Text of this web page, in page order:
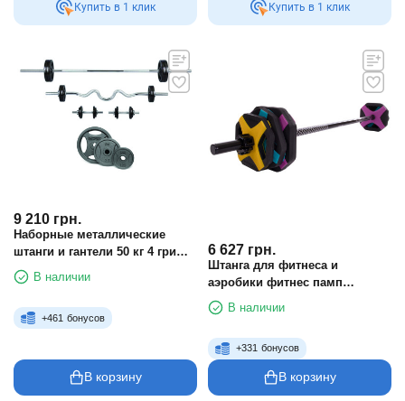
Купить в 1 клик Купить в 1 клик
9 210 грн.
Наборные металлические
штанги и гантели 50 кг 4 грифа
+ диски RN-Sport
В наличии
+461 бонусов
В корзину
6 627 грн.
Штанга для фитнеса и
аэробики фитнес памп
MDbuddy TA-2684 20кг
В наличии
+331 бонусов
В корзину